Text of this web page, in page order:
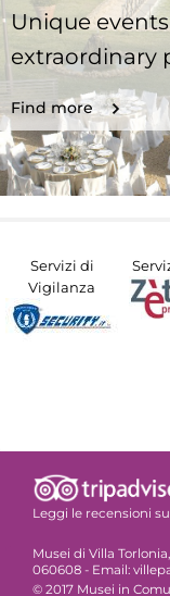
Unique
extraordinary
Find more
Servizi di
Vigilanza
Leggi le recensioni
Musei di Villa
060608 - Email:
© 2017 Musei in